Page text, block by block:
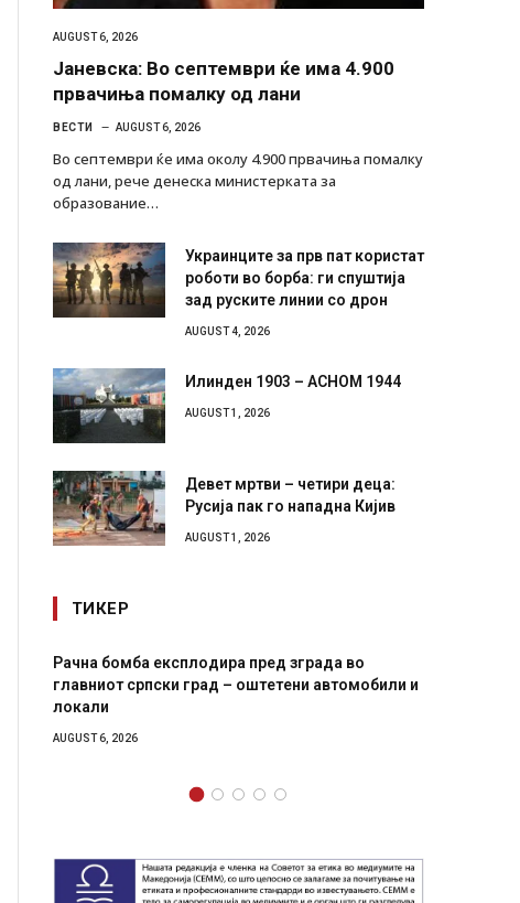
Јаневска: Во септември ќе има 4.900
првачиња помалку од лани
ВЕСТИ
Во септември ќе има околу 4.900 првачиња помалку
од лани, рече денеска министерката за
образование…
роботи во борба: ги спуштија
зад руските линии со дрон
AUGUST 4, 2026
AUGUST 1, 2026
Русија пак го нападна Кијив
AUGUST 1, 2026
11-месечна воена
AUGUST 4, 2026